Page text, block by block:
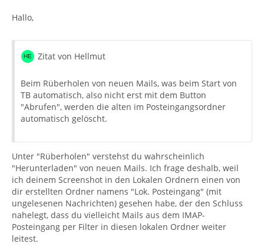
Hallo,
Zitat von Hellmut
Beim Rüberholen von neuen Mails, was beim Start von
TB automatisch, also nicht erst mit dem Button
"Abrufen", werden die alten im Posteingangsordner
automatisch gelöscht.
Unter "Rüberholen" verstehst du wahrscheinlich
"Herunterladen" von neuen Mails. Ich frage deshalb, weil
ich deinem Screenshot in den Lokalen Ordnern einen von
dir erstellten Ordner namens "Lok. Posteingang" (mit
ungelesenen Nachrichten) gesehen habe, der den Schluss
nahelegt, dass du vielleicht Mails aus dem IMAP-
Posteingang per Filter in diesen lokalen Ordner weiter
leitest.